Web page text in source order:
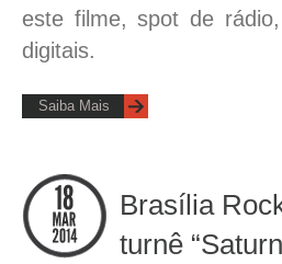
este filme, spot de
digitais.
Saiba Mais
Brasília
turnê